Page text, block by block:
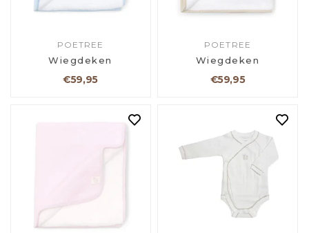
POETREE
Wiegdeken
€59,95
POETREE
Wiegdeken
€59,95